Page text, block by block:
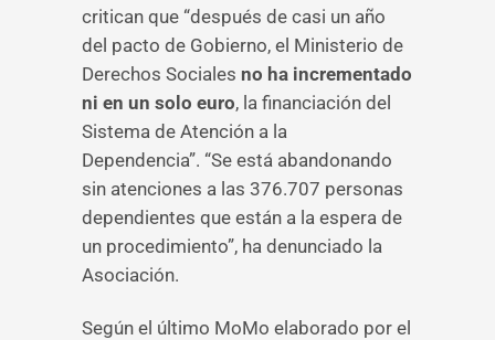
critican que “después de casi un año
del pacto de Gobierno, el Ministerio de
Derechos Sociales no ha incrementado
ni en un solo euro, la financiación del
Sistema de Atención a la
Dependencia”. “Se está abandonando
sin atenciones a las 376.707 personas
dependientes que están a la espera de
un procedimiento”, ha denunciado la
Asociación.
Según el último MoMo elaborado por el